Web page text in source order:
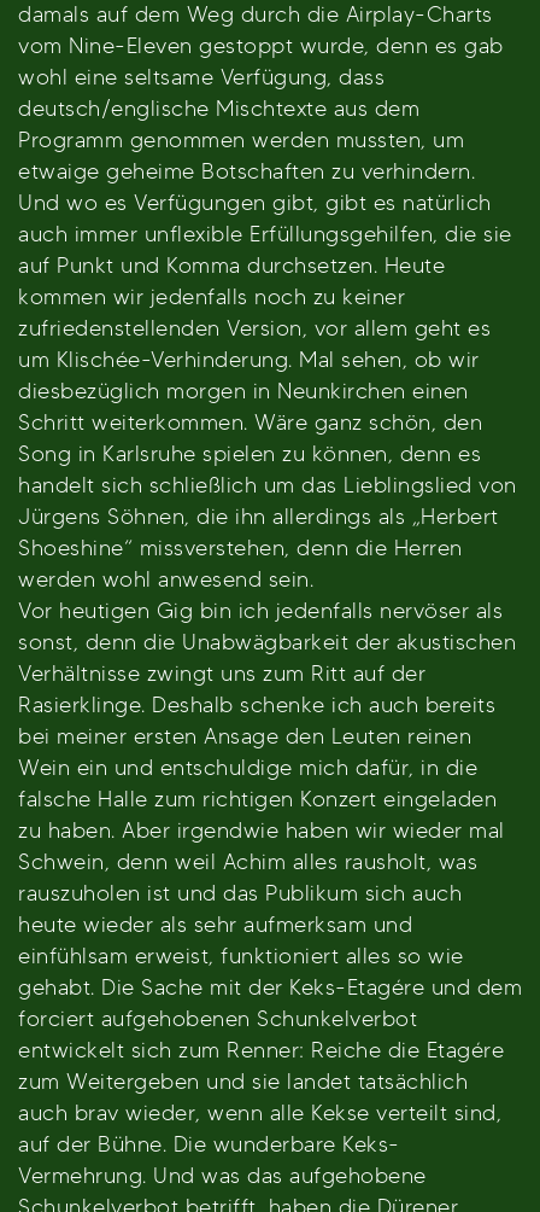
damals auf dem Weg durch die Airplay-Charts
vom Nine-Eleven gestoppt wurde, denn es gab
wohl eine seltsame Verfügung, dass
deutsch/englische Mischtexte aus dem
Programm genommen werden mussten, um
etwaige geheime Botschaften zu verhindern.
Und wo es Verfügungen gibt, gibt es natürlich
auch immer unflexible Erfüllungsgehilfen, die sie
auf Punkt und Komma durchsetzen. Heute
kommen wir jedenfalls noch zu keiner
zufriedenstellenden Version, vor allem geht es
um Klischée-Verhinderung. Mal sehen, ob wir
diesbezüglich morgen in Neunkirchen einen
Schritt weiterkommen. Wäre ganz schön, den
Song in Karlsruhe spielen zu können, denn es
handelt sich schließlich um das Lieblingslied von
Jürgens Söhnen, die ihn allerdings als „Herbert
Shoeshine“ missverstehen, denn die Herren
werden wohl anwesend sein.
Vor heutigen Gig bin ich jedenfalls nervöser als
sonst, denn die Unabwägbarkeit der akustischen
Verhältnisse zwingt uns zum Ritt auf der
Rasierklinge. Deshalb schenke ich auch bereits
bei meiner ersten Ansage den Leuten reinen
Wein ein und entschuldige mich dafür, in die
falsche Halle zum richtigen Konzert eingeladen
zu haben. Aber irgendwie haben wir wieder mal
Schwein, denn weil Achim alles rausholt, was
rauszuholen ist und das Publikum sich auch
heute wieder als sehr aufmerksam und
einfühlsam erweist, funktioniert alles so wie
gehabt. Die Sache mit der Keks-Etagére und dem
forciert aufgehobenen Schunkelverbot
entwickelt sich zum Renner: Reiche die Etagére
zum Weitergeben und sie landet tatsächlich
auch brav wieder, wenn alle Kekse verteilt sind,
auf der Bühne. Die wunderbare Keks-
Vermehrung. Und was das aufgehobene
Schunkelverbot betrifft, haben die Dürener